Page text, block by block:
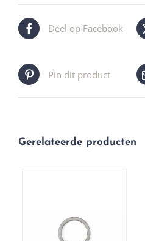
Deel op Facebook
Pin dit product
Gerelateerde producten